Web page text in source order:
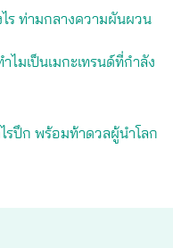
ร ท่ามกลางความผันผวน
ไมเป็นเมกะเทรนด์ที่กำลัง
รปึก พร้อมท้าดวลผู้นำโลก